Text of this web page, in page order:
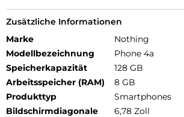
Zusätzliche Informationen
Marke
Nothing
Modellbezeichnung
Phone 4a
Speicherkapazität
128 GB
Arbeitsspeicher (RAM)
8 GB
Produkttyp
Smartphones
Bildschirmdiagonale
6,78 Zoll